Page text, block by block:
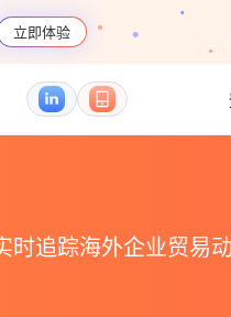
立即体验
时追踪海外企业贸易